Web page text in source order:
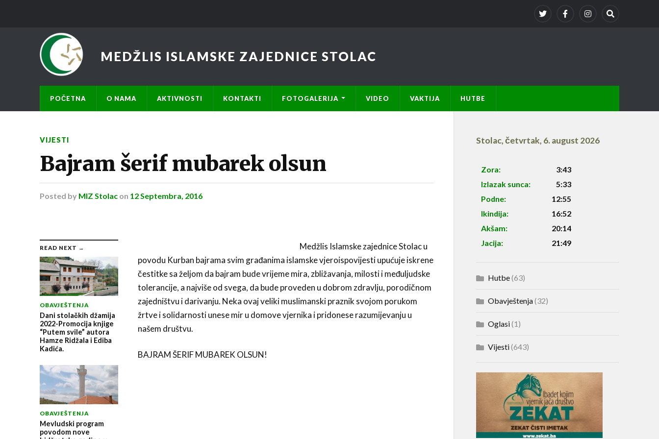
MEDŽLIS ISLAMSKE ZAJEDNICE STOLAC
POČETNA O NAMA AKTIVNOSTI KONTAKTI FOTOGALERIJA VIDEO VAKTIJA HUTBE
VIJESTI
Bajram šerif mubarek olsun
Posted by MIZ Stolac on 12 Septembra, 2016
READ NEXT →
OBAVJEŠTENJA
Dani stolačkih džamija
2022-Promocija knjige
“Putem svile” autora
Hamze Ridžala i Ediba
Kadića.
OBAVJEŠTENJA
Mevludski program
povodom nove
Medžlis Islamske zajednice Stolac u
povodu Kurban bajrama svim građanima islamske vjeroispovijesti upućuje iskrene
čestitke sa željom da bajram bude vrijeme mira, zbližavanja, milosti i međuljudske
tolerancije, a najviše od svega, da bude proveden u dobrom zdravlju, porodičnom
zajedništvu i darivanju. Neka ovaj veliki muslimanski praznik svojom porukom
žrtve i solidarnosti unese mir u domove vjernika i pridonese razumijevanju u
našem društvu.
BAJRAM ŠERIF MUBAREK OLSUN!
Stolac,četvrtak, 6. august 2026
Zora:
3:43
Izlazak sunca:
5:33
Podne:
12:55
Ikindija:
16:52
Akšam:
20:14
Jacija:
21:49
Hutbe(63)
Obavještenja(32)
Oglasi(1)
Vijesti(643)